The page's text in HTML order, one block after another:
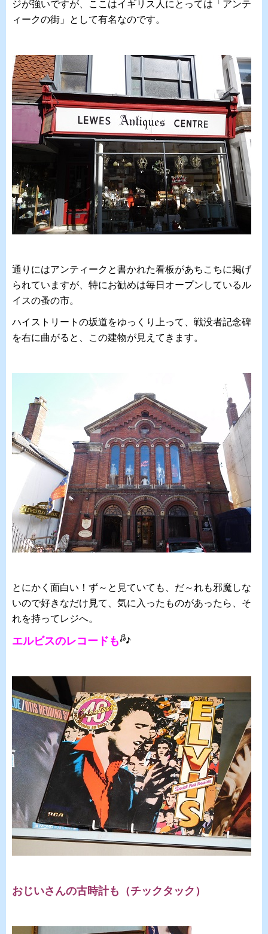
ジが強いですが、ここはイギリス人にとっては「アンテ
ィークの街」として有名なのです。
通りにはアンティークと書かれた看板があちこちに掲げ
られていますが、特にお勧めは毎日オープンしているル
イスの蚤の市。
ハイストリートの坂道をゆっくり上って、戦没者記念碑
を右に曲がると、この建物が見えてきます。
とにかく面白い！ず～と見ていても、だ～れも邪魔しな
いので好きなだけ見て、気に入ったものがあったら、そ
れを持ってレジへ。
エルビスのレコードも
おじいさんの古時計も（チックタック）